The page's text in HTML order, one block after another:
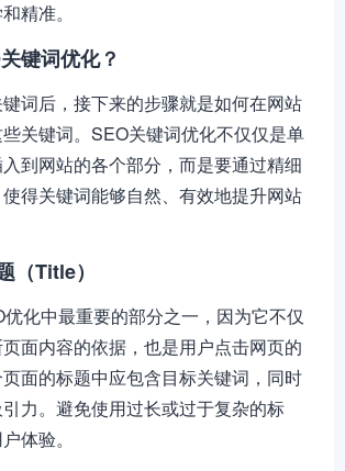
精准。
键词优化？
词后，接下来的步骤就是如何在网站
关键词。SEO关键词优化不仅仅是单
到网站的各个部分，而是要通过精细
得关键词能够自然、有效地提升网站
（Title）
化中最重要的部分之一，因为它不仅
面内容的依据，也是用户点击网页的
面的标题中应包含目标关键词，同时
力。避免使用过长或过于复杂的标
体验。